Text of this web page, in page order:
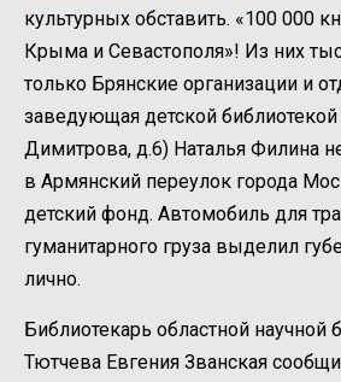
культурных обставить. «100 000
Крыма и Севастополя»! Из них
только Брянские организации и
заведующая детской
Димитрова, д.6) Наталья Филина
в Армянский переулок города
детский фонд. Автомобиль для
гуманитарного груза выделил
лично.
Библиотекарь областной научной
Тютчева Евгения Званская